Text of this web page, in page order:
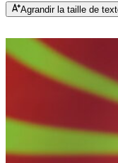
Agrandir la taille de